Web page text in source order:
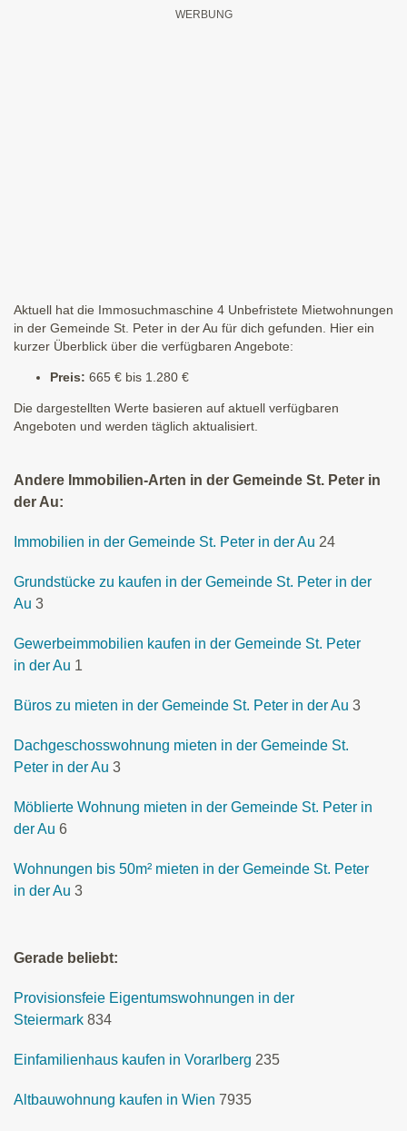
Aktuell hat die Immosuchmaschine 4 Unbefristete Mietwohnungen
in der Gemeinde St. Peter in der Au für dich gefunden. Hier ein
kurzer Überblick über die verfügbaren Angebote:
Preis: 665 € bis 1.280 €
Die dargestellten Werte basieren auf aktuell verfügbaren
Angeboten und werden täglich aktualisiert.
Andere Immobilien-Arten in der Gemeinde St. Peter in
der Au:
Immobilien in der Gemeinde St. Peter in der Au 24
Grundstücke zu kaufen in der Gemeinde St. Peter in der
Au 3
Gewerbeimmobilien kaufen in der Gemeinde St. Peter
in der Au 1
Büros zu mieten in der Gemeinde St. Peter in der Au 3
Dachgeschosswohnung mieten in der Gemeinde St.
Peter in der Au 3
Möblierte Wohnung mieten in der Gemeinde St. Peter in
der Au 6
Wohnungen bis 50m² mieten in der Gemeinde St. Peter
in der Au 3
Gerade beliebt:
Provisionsfeie Eigentumswohnungen in der
Steiermark 834
Einfamilienhaus kaufen in Vorarlberg 235
Altbauwohnung kaufen in Wien 7935